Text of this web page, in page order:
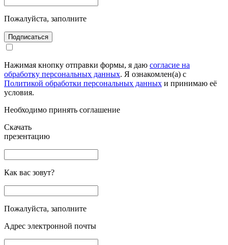
Пожалуйста, заполните
Подписаться
Нажимая кнопку отправки формы, я даю согласие на
обработку персональных данных. Я ознакомлен(а) с
Политикой обработки персональных данных и принимаю её
условия.
Необходимо принять соглашение
Скачать
презентацию
Как вас зовут?
Пожалуйста, заполните
Адрес электронной почты